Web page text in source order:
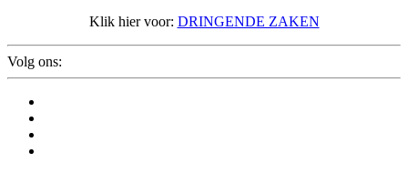
Klik hier voor: DRINGENDE ZAKEN
Volg ons: